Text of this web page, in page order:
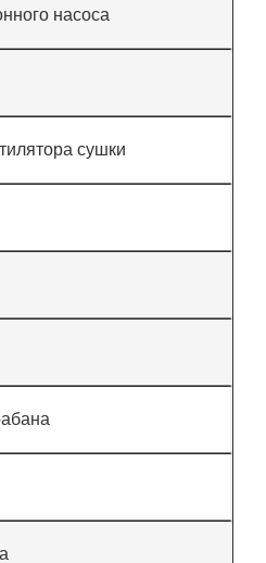
насоса
сушки